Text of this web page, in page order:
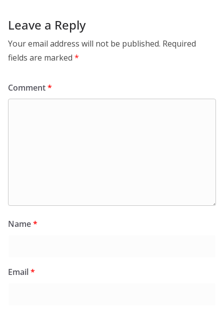
Leave a Reply
Your email address will not be published. Required
fields are marked *
Comment*
Name*
Email*